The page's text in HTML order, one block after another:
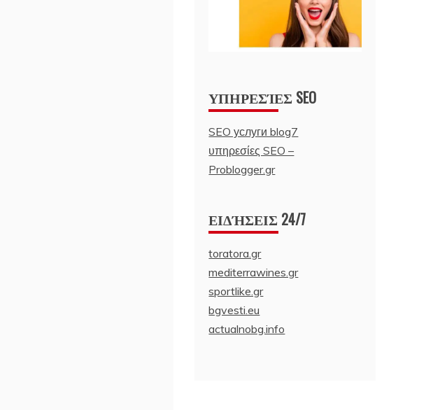
ΥΠΗΡΕΣΊΕΣ SEO
SEO услуги blog7
υπηρεσίες SEO –
Problogger.gr
ΕΙΔΉΣΕΙΣ 24/7
toratora.gr
mediterrawines.gr
sportlike.gr
bgvesti.eu
actualnobg.info